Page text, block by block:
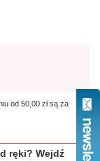
od 50,00 złsą za
ręki? Wejdź